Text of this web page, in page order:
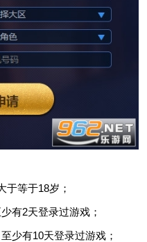
于等于18岁；
有2天登录过游戏；
少有10天登录过游戏；